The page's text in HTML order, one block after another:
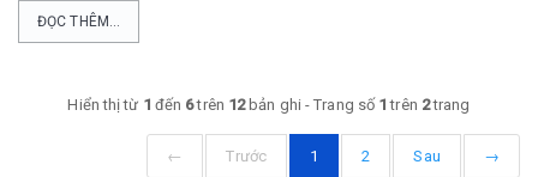
ĐỌC THÊM...
Hiển thị từ 1 đến 6trên 12bản ghi - Trang số 1trên 2trang
← Trước 1 2 Sau →